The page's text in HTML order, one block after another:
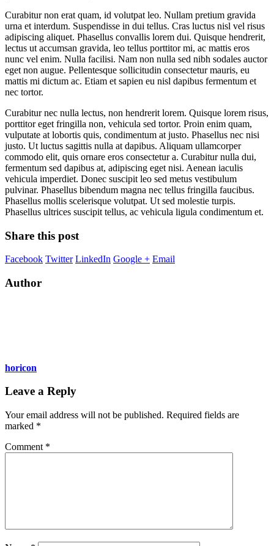
Curabitur non erat quam, id volutpat leo. Nullam pretium gravida
urna et interdum. Suspendisse in dui tellus. Cras luctus nisl vel risus
adipiscing aliquet. Phasellus convallis lorem dui. Quisque hendrerit,
lectus ut accumsan gravida, leo tellus porttitor mi, ac mattis eros
nunc vel enim. Nulla facilisi. Nam non nulla sed nibh sodales auctor
eget non augue. Pellentesque sollicitudin consectetur mauris, eu
mattis mi dictum ac. Etiam et sapien eu nisl dapibus fermentum et
nec tortor.
Curabitur nec nulla lectus, non hendrerit lorem. Quisque lorem risus,
porttitor eget fringilla non, vehicula sed tortor. Proin enim quam,
vulputate at lobortis quis, condimentum at justo. Phasellus nec nisi
justo. Ut luctus sagittis nulla at dapibus. Aliquam ullamcorper
commodo elit, quis ornare eros consectetur a. Curabitur nulla dui,
fermentum sed dapibus at, adipiscing eget nisi. Aenean iaculis
vehicula imperdiet. Donec suscipit leo sed metus vestibulum
pulvinar. Phasellus bibendum magna nec tellus fringilla faucibus.
Phasellus mollis scelerisque volutpat. Ut sed molestie turpis.
Phasellus ultrices suscipit tellus, ac vehicula ligula condimentum et.
Share this post
Facebook Twitter LinkedIn Google + Email
Author
horicon
Leave a Reply
Your email address will not be published. Required fields are
marked *
Comment *